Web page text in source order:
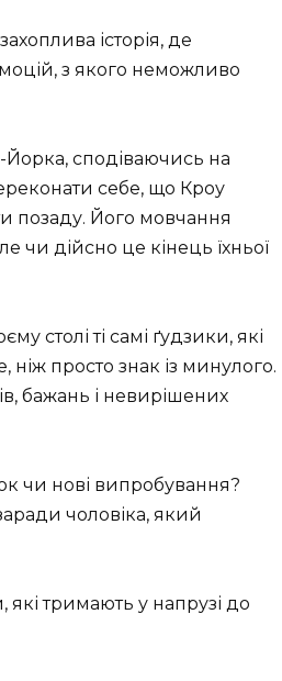
історія, де
з якого неможливо
Йорка, сподіваючись на
себе, що Кроу
позаду. Його мовчання
чи дійсно це кінець їхньої
столі ті самі ґудзики, які
просто знак із минулого.
бажань і невирішених
чи нові випробування?
чоловіка, який
тримають у напрузі до